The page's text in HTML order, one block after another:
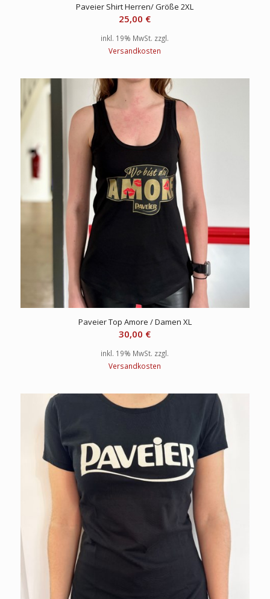
Paveier Shirt Herren/ Größe 2XL
25,00 €
inkl. 19% MwSt. zzgl.
Versandkosten
Paveier Top Amore / Damen XL
30,00 €
inkl. 19% MwSt. zzgl.
Versandkosten